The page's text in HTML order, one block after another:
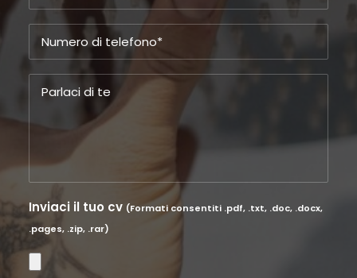
Inviaci il tuo cv (Formati consentiti .pdf, .txt, .doc, .docx,
.pages, .zip, .rar)